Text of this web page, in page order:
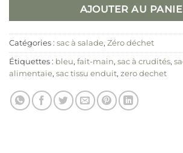
AJOUTER AU
Catégories : sac à salade, Zéro déchet
Étiquettes : bleu, fait-main, sac à crudités,
alimentaie, sac tissu enduit, zero dechet